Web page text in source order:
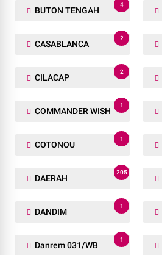
BUTON TENGAH
4
CASABLANCA
2
CILACAP
2
COMMANDER WISH
1
COTONOU
1
DAERAH
205
DANDIM
1
Danrem 031/WB
1